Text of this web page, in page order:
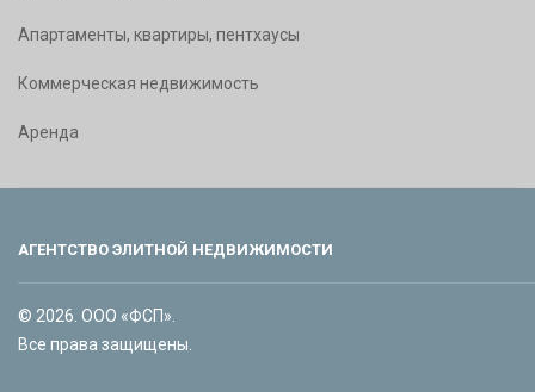
Апартаменты, квартиры, пентхаусы
Коммерческая недвижимость
Аренда
АГЕНТСТВО ЭЛИТНОЙ НЕДВИЖИМОСТИ
© 2026. ООО «ФСП».
Все права защищены.